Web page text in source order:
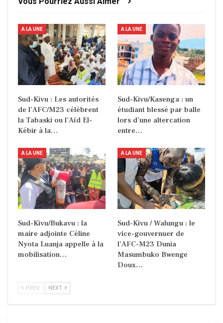
A LA UNE
Sud-Kivu : Les autorités
de l’AFC/M23 célèbrent
la Tabaski ou l’Aïd El-
Kébir à la…
A LA UNE
Sud-Kivu/Kasenga : un
étudiant blessé par balle
lors d’une altercation
entre…
A LA UNE
Sud-Kivu/Bukavu : la
maire adjointe Céline
Nyota Luanja appelle à la
mobilisation…
A LA UNE
Sud-Kivu / Walungu : le
vice-gouvernuer de
l’AFC-M23 Dunia
Masumbuko Bwenge
Doux…
PREV NEXT